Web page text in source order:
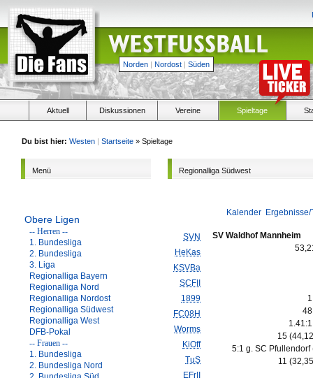
Norden | Nordost | Süden
Aktuell Diskussionen Vereine Spieltage
Du bist hier: Westen | Startseite » Spieltage
Menü
Obere Ligen
-- Herren --
1. Bundesliga
2. Bundesliga
3. Liga
Regionalliga Bayern
Regionalliga Nord
Regionalliga Nordost
Regionalliga Südwest
Regionalliga West
DFB-Pokal
-- Frauen --
1. Bundesliga
2. Bundesliga Nord
Regionalliga Südwest
Kalender
SVN
HeKas
KSVBa
SCFII
1899
FC08H
Worms
KiOff
TuS
EFrII
SV Waldhof Mannheim
15
5:1 g. SC Pfullendorf
11